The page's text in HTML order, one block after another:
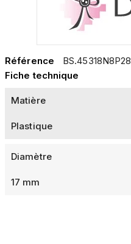
Référence
BS.45318N8P28
Fiche technique
Matière
Plastique
Diamètre
17 mm